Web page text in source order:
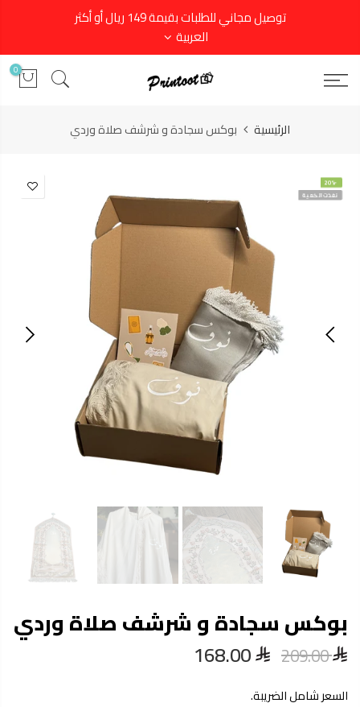
توصيل مجاني للطلبات بقيمة 149 ريال أو أكثر
العربية
0
الرئيسية بوكس سجادة و شرشف صلاة وردي
-20%
نفذت الكمية
بوكس سجادة و شرشف صلاة وردي
209.00
168.00
السعر شامل الضريبة.